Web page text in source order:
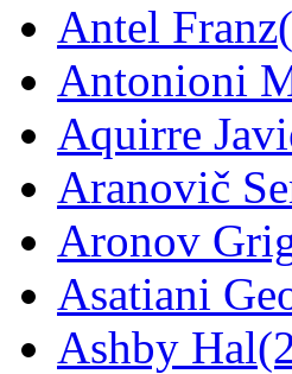
Antel Franz
Antonioni
Aquirre
Aranovič
Aronov
Asatiani
Ashby Hal